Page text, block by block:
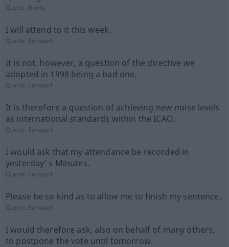
Quelle: Books
I will attend to it this week.
Quelle: Europarl
It is not, however, a question of the directive we
adopted in 1998 being a bad one.
Quelle: Europarl
It is therefore a question of achieving new noise levels
as international standards within the ICAO.
Quelle: Europarl
I would ask that my attendance be recorded in
yesterday' s Minutes.
Quelle: Europarl
Please be so kind as to allow me to finish my sentence.
Quelle: Europarl
I would therefore ask, also on behalf of many others,
to postpone the vote until tomorrow.